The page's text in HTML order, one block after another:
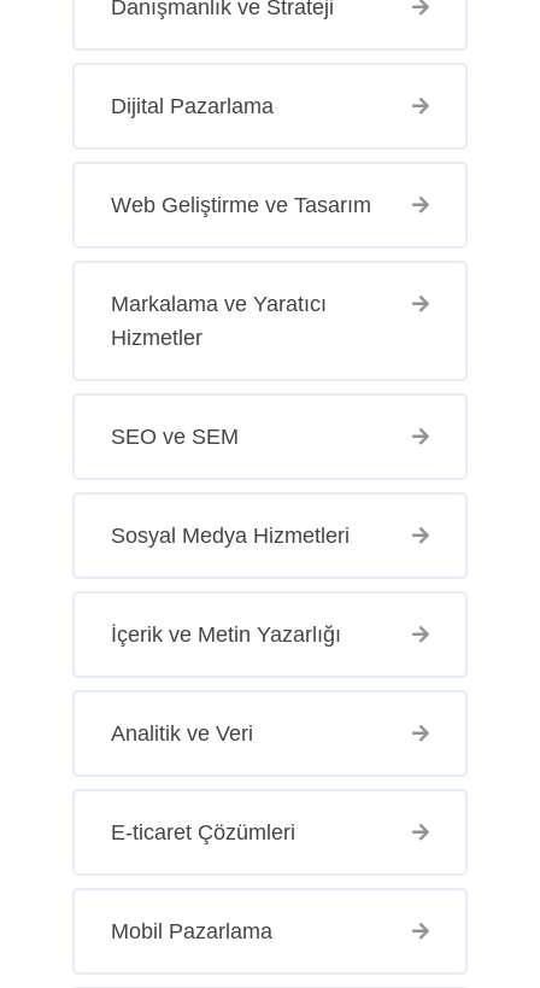
Danışmanlık ve Strateji
Dijital Pazarlama
Web Geliştirme ve Tasarım
Markalama ve Yaratıcı
Hizmetler
SEO ve SEM
Sosyal Medya Hizmetleri
İçerik ve Metin Yazarlığı
Analitik ve Veri
E-ticaret Çözümleri
Mobil Pazarlama